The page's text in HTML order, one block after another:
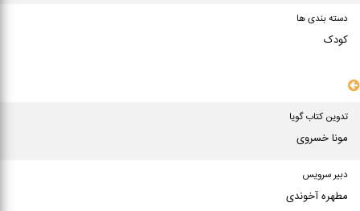
دسته بندی ها
کودک
تدوین کتاب گویا
مونا خسروی
دبیر سرویس
مطهره آخوندی